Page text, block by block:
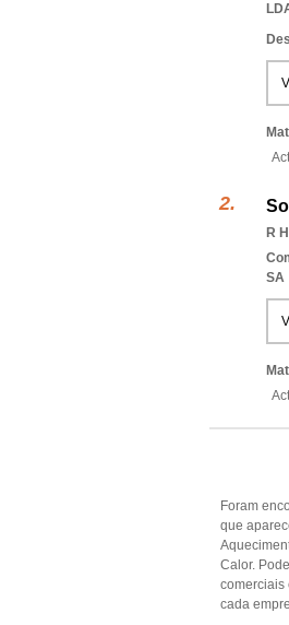
R
SA
Foram
que
Calor.
comerciais
cada